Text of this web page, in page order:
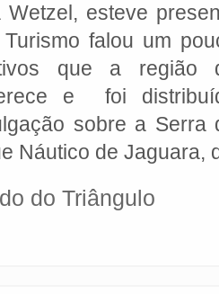
Wetzel, esteve
falou um
que a região
e foi
sobre a Serra
Náutico de
do Triângulo